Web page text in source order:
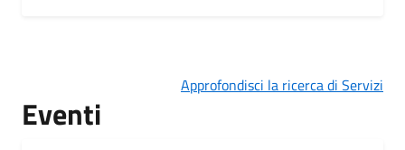
Approfondisci la ricerca di Servizi
Eventi